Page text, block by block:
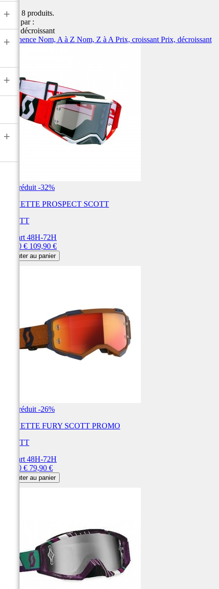
+
+
+
+
Il y a 8 produits.
Trier par :
Prix, décroissant
Pertinence Nom, A à Z Nom, Z à A Prix, croissant Prix, décroissant
Prix réduit -32%
LUNETTE PROSPECT SCOTT
SCOTT
Départ 48H-72H
75,00 € Prix
de
base
109,90 €
Ajouter au panier
Prix réduit -26%
LUNETTE FURY SCOTT PROMO
SCOTT
Départ 48H-72H
59,00 € Prix
de
base
79,90 €
Ajouter au panier